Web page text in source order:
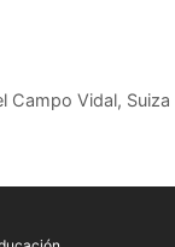
Campo Vidal, Suiza